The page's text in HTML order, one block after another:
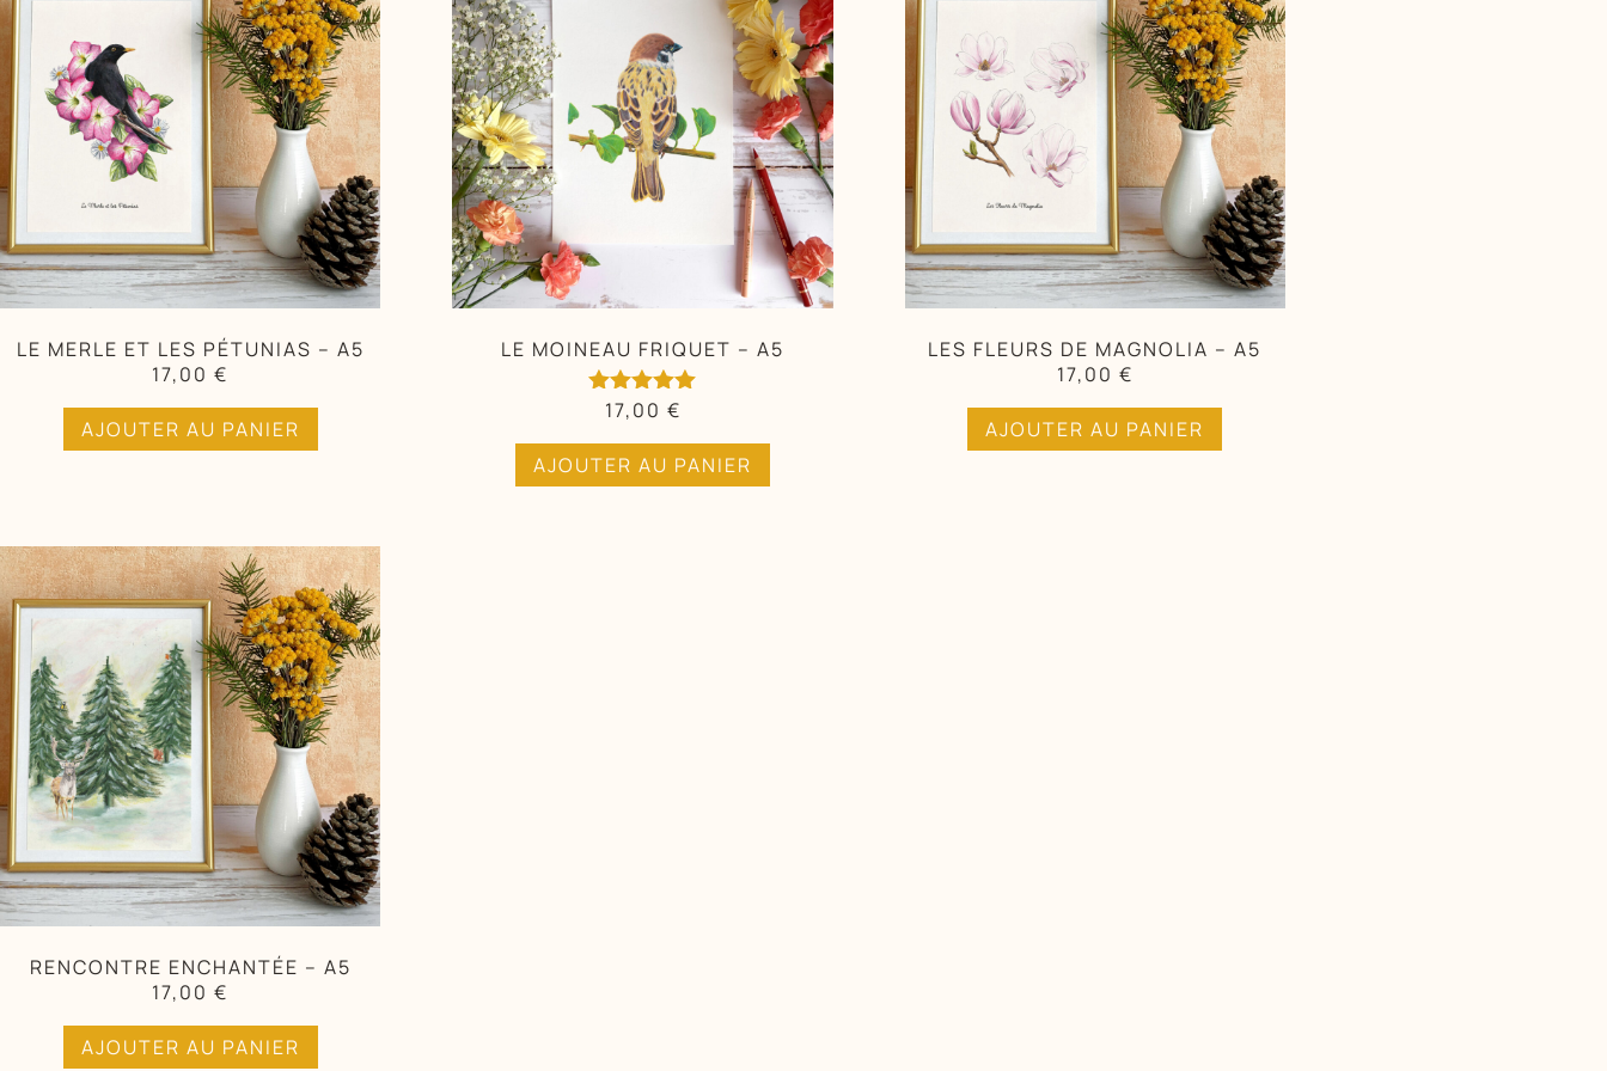
LE MERLE ET LES PÉTUNIAS – A5
17,00€
AJOUTER AU PANIER
LE MOINEAU FRIQUET – A5
Note
sur 5
17,00 €
AJOUTER AU PANIER
LES FLEURS DE MAGNOLIA – A5
17,00 €
AJOUTER AU PANIER
RENCONTRE ENCHANTÉE – A5
17,00€
AJOUTER AU PANIER